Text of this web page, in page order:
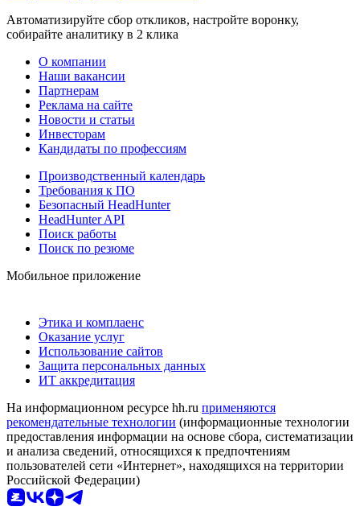
Автоматизируйте сбор откликов, настройте воронку,
собирайте аналитику в 2 клика
О компании
Наши вакансии
Партнерам
Реклама на сайте
Новости и статьи
Инвесторам
Кандидаты по профессиям
Производственный календарь
Требования к ПО
Безопасный HeadHunter
HeadHunter API
Поиск работы
Поиск по резюме
Мобильное приложение
Этика и комплаенс
Оказание услуг
Использование сайтов
Защита персональных данных
ИТ аккредитация
На информационном ресурсе hh.ru применяются
рекомендательные технологии (информационные технологии
предоставления информации на основе сбора, систематизации
и анализа сведений, относящихся к предпочтениям
пользователей сети «Интернет», находящихся на территории
Российской Федерации)